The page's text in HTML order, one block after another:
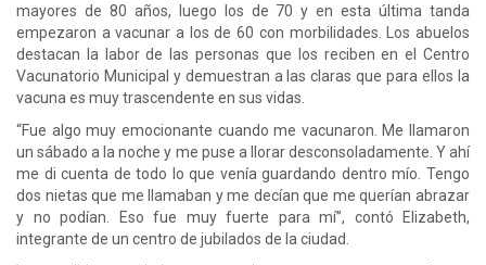
mayores de 80 años, luego los de 70 y en esta última tanda
empezaron a vacunar a los de 60 con morbilidades. Los abuelos
destacan la labor de las personas que los reciben en el Centro
Vacunatorio Municipal y demuestran a las claras que para ellos la
vacuna es muy trascendente en sus vidas.
“Fue algo muy emocionante cuando me vacunaron. Me llamaron
un sábado a la noche y me puse a llorar desconsoladamente. Y ahí
me di cuenta de todo lo que venía guardando dentro mío. Tengo
dos nietas que me llamaban y me decían que me querían abrazar
y no podían. Eso fue muy fuerte para mí”, contó Elizabeth,
integrante de un centro de jubilados de la ciudad.